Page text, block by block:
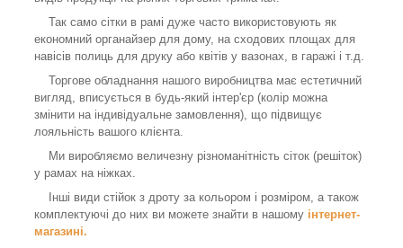
Так само сітки в рамі дуже часто використовують як
економний органайзер для дому, на сходових площах для
навісів полиць для друку або квітів у вазонах, в гаражі і т.д.
Торгове обладнання нашого виробництва має естетичний
вигляд, вписується в будь-який інтер'єр (колір можна
змінити на індивідуальне замовлення), що підвищує
лояльність вашого клієнта.
Ми виробляємо величезну різноманітність сіток (решіток)
у рамах на ніжках.
Інші види стійок з дроту за кольором і розміром, а також
комплектуючі до них ви можете знайти в нашому інтернет-
магазині.